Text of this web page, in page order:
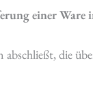
einer Ware
die